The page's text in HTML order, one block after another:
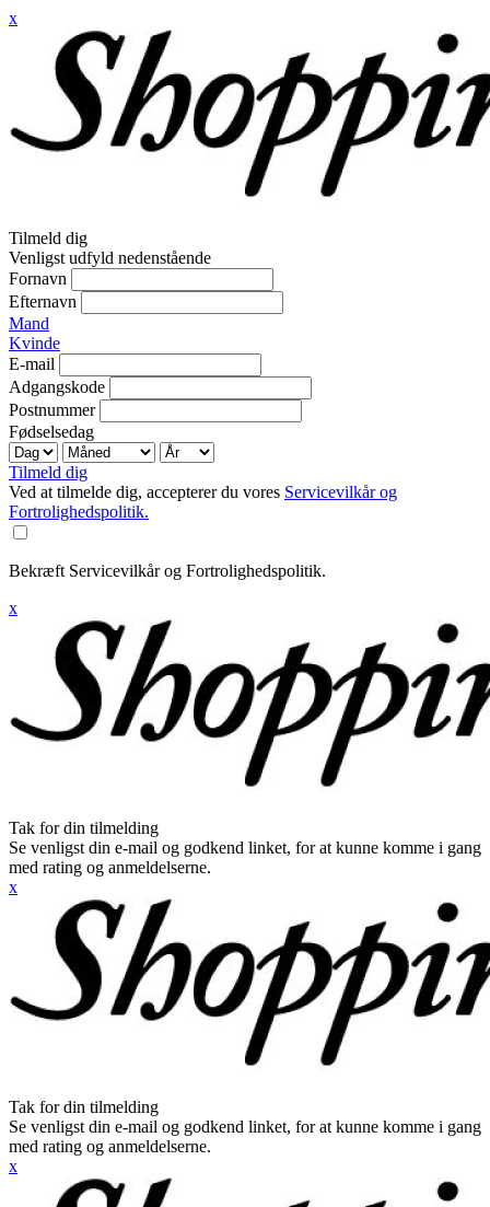
x
Tilmeld dig
Venligst udfyld nedenstående
Fornavn
Efternavn
Mand
Kvinde
E-mail
Adgangskode
Postnummer
Fødselsedag
Tilmeld dig
Ved at tilmelde dig, accepterer du vores Servicevilkår og
Fortrolighedspolitik.
Bekræft Servicevilkår og Fortrolighedspolitik.
x
Tak for din tilmelding
Se venligst din e-mail og godkend linket, for at kunne komme i gang
med rating og anmeldelserne.
x
Tak for din tilmelding
Se venligst din e-mail og godkend linket, for at kunne komme i gang
med rating og anmeldelserne.
x